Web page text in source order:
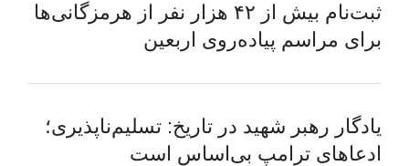
ثبت‌نام بیش از ۴۲ هزار نفر از هرمزگانی‌ها
برای مراسم پیاده‌روی اربعین
یادگار رهبر شهید در تاریخ: تسلیم‌ناپذیری؛
ادعاهای ترامپ بی‌اساس است